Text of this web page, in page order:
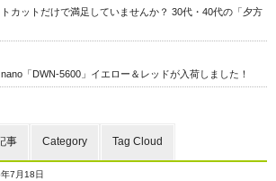
トカットだけで満足していませんか？ 30代・40代の「夕方
「DWN-5600」イエロー＆レッドが入荷しました！
事 Category Tag Cloud
7月18日